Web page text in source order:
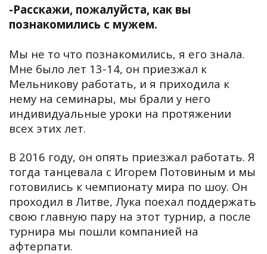
-Расскажи, пожалуйста, как вы
познакомились с мужем.
Мы не то что познакомились, я его знала.
Мне было лет 13-14, он приезжал к
Мельникову работать, и я приходила к
нему на семинары, мы брали у него
индивидуальные уроки на протяжении
всех этих лет.
В 2016 году, он опять приезжал работать. Я
тогда танцевала с Игорем Потовиным и мы
готовились к чемпионату мира по шоу. Он
проходил в Литве, Лука поехал поддержать
свою главную пару на этот турнир, а после
турнира мы пошли компанией на
афтерпати.